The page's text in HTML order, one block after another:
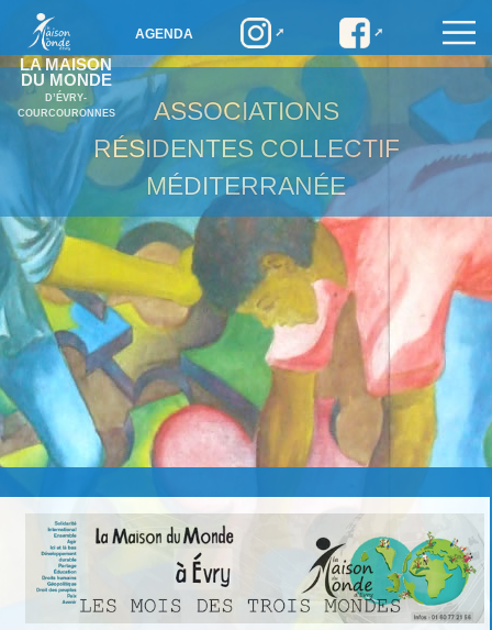
LA MAISON
DU MONDE
D’ÉVRY-
COURCOURONNES
AGENDA
ASSOCIATIONS
RÉSIDENTES COLLECTIF
MÉDITERRANÉE